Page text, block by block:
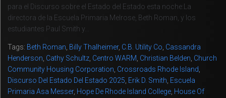
para el Discurso sobre el Estado del Estado esta noche:La
directora de la Escuela Primaria Melrose, Beth Roman, y los
estudiantes Paul Smith y...
Tags: Beth Roman Billy Thalheimer, C.B. Utility Co Cassandra
Henderson Cathy Schultz Centro WARM Christian Belden Church
Community Housing Corporation Crossroads Rhode Island
Discurso Del Estado Del Estado 2025 Erik D. Smith Escuela
Primaria Asa Messer, Hope De Rhode Island College House Of